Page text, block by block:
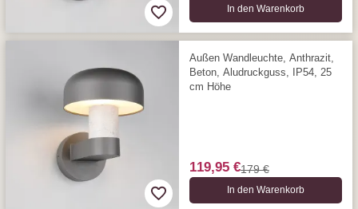
In den Warenkorb
Außen Wandleuchte, Anthrazit,
Beton, Aludruckguss, IP54, 25
cm Höhe
119,95 €179 €
In den Warenkorb